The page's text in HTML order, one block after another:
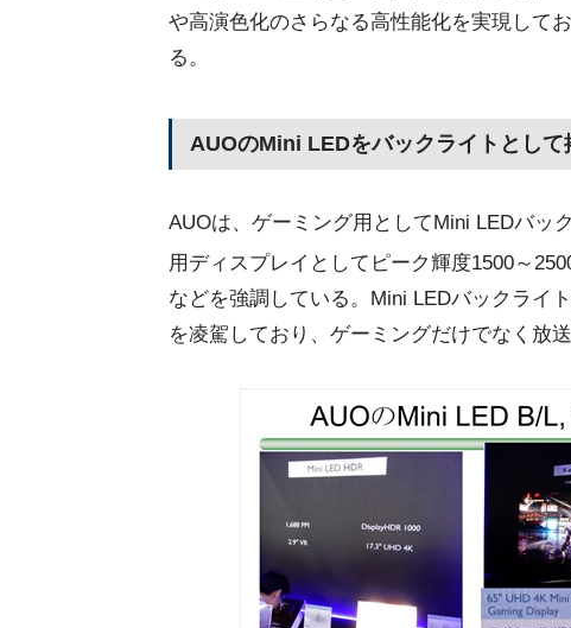
や高演色化のさらなる高性能化を実現して
る。
AUOのMini LEDをバックライトとして
AUOは、ゲーミング用としてMini LEDバッ
用ディスプレイとしてピーク輝度1500～
などを強調している。Mini LEDバックライ
を凌駕しており、ゲーミングだけでなく放